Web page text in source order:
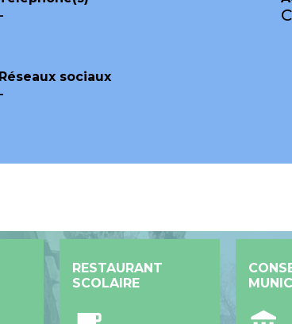
-
Réseaux sociaux
-
RESTAURANT
SCOLAIRE